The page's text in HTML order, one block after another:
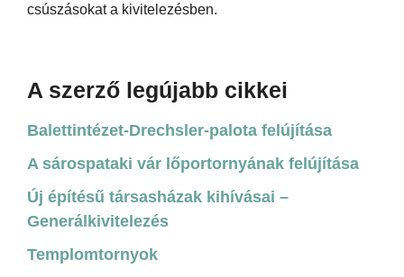
csúszásokat a kivitelezésben.
A szerző legújabb cikkei
Balettintézet-Drechsler-palota felújítása
A sárospataki vár lőportornyának felújítása
Új építésű társasházak kihívásai –
Generálkivitelezés
Templomtornyok